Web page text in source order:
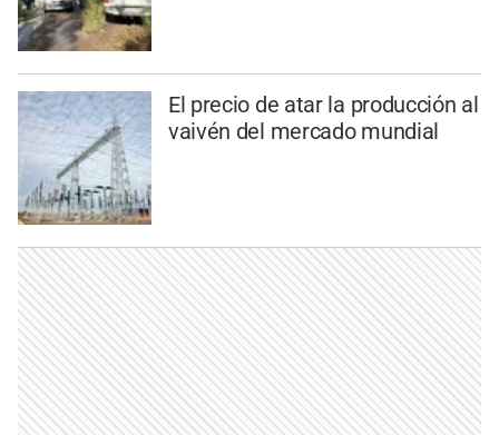
El precio de atar la producción al
vaivén del mercado mundial